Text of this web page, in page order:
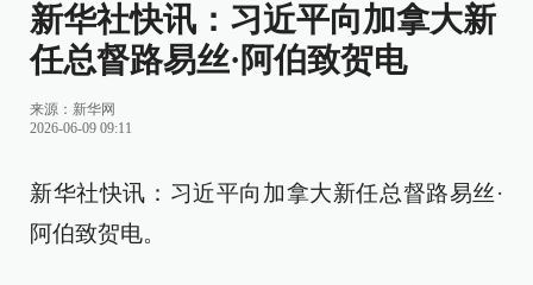
新华社快讯：习近平向加拿大新
任总督路易丝·阿伯致贺电
来源： 新华网
2026-06-09 09:11
新华社快讯：习近平向加拿大新任总督路易丝·
阿伯致贺电。